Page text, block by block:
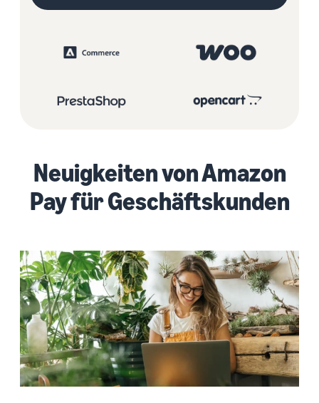
Neuigkeiten von Amazon
Pay für Geschäftskunden